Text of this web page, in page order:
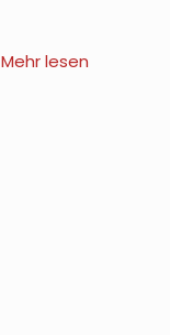
Mehr lesen